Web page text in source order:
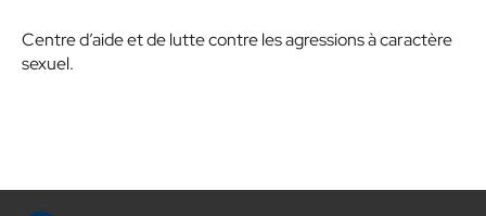
Centre d’aide et de lutte contre les agressions à caractère
sexuel.